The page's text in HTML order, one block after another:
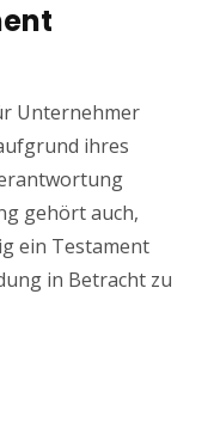
Unternehmer
ihres
gehört auch,
ein Testament
in Betracht zu